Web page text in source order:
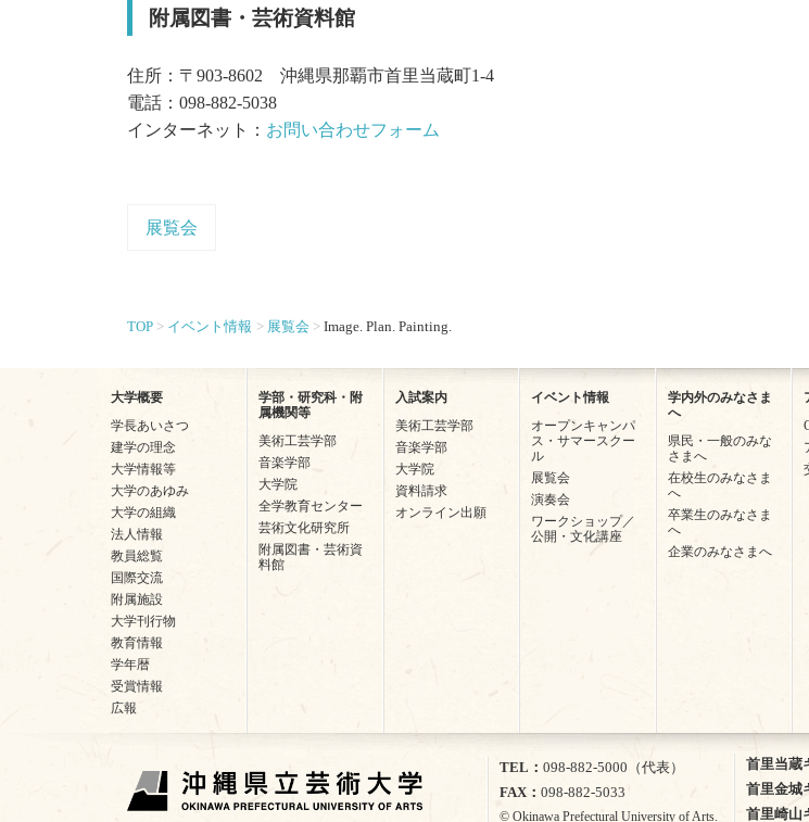
附属図書・芸術資料館
住所：〒903-8602 沖縄県那覇市首里当蔵町1-4
電話：098-882-5038
インターネット： お問い合わせフォーム
展覧会
TOP イベント情報 展覧会 Image. Plan. Painting.
大学概要
学長あいさつ
建学の理念
大学情報等
大学のあゆみ
大学の組織
法人情報
教員総覧
国際交流
附属施設
大学刊行物
教育情報
学年暦
受賞情報
広報
学部・研究科・附
属機関等
美術工芸学部
音楽学部
大学院
全学教育センター
芸術文化研究所
附属図書・芸術資
料館
入試案内
美術工芸学部
音楽学部
大学院
資料請求
オンライン出願
イベント情報
オープンキャンパ
ス・サマースクー
ル
展覧会
演奏会
ワークショップ／
公開・文化講座
学内外のみなさま
へ
県民・一般のみな
さまへ
在校生のみなさま
へ
卒業生のみなさま
へ
企業のみなさまへ
TEL
098-882-5000（代表）
FAX
098-882-5033
© Okinawa Prefectural University of Arts.
首里当蔵
首里金城
首里崎山